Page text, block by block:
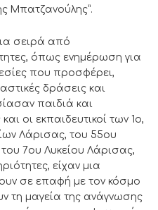
Μπατζανούλης”.
σειρά από
όπως ενημέρωση για
που προσφέρει,
δράσεις και
παιδιά και
οι εκπαιδευτικοί των 1ο,
Λάρισας, του 55ου
7ου Λυκείου Λάρισας,
είχαν μια
σε επαφή με τον κόσμο
τη μαγεία της ανάγνωσης